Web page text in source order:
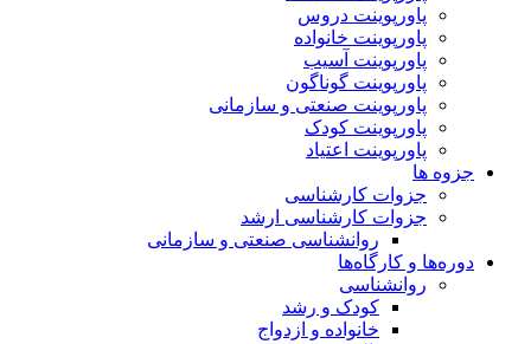
پاورپوینت دروس
پاورپوینت خانواده
پاورپوینت آسیب
پاورپوینت گوناگون
پاورپوینت صنعتی و سازمانی
پاورپوینت کودک
پاورپوینت اعتیاد
جزوه ها
جزوات کارشناسی
جزوات کارشناسی ارشد
روانشناسی صنعتی و سازمانی
دوره‌ها و کارگاه‌ها
روانشناسی
کودک و رشد
خانواده و ازدواج